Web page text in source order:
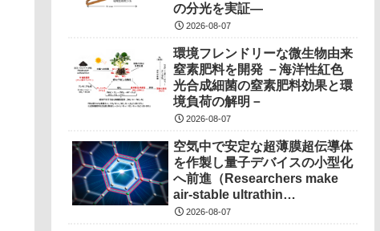
の分光を実証―
2026-08-07
環境フレンドリーな微生物由来
窒素肥料を開発 －海洋性紅色
光合成細菌の窒素肥料効果と環
境負荷の解明－
2026-08-07
空気中で安定な超薄膜超伝導体
を作製し量子デバイスの小型化
へ前進（Researchers make
air-stable ultrathin
superconductors more
2026-08-07